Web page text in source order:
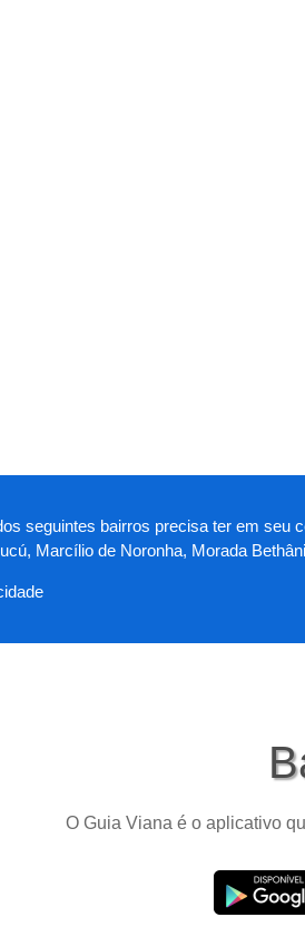
seguintes bairros precisa ter em seu
Marcílio de Noronha, Morada
O Guia Viana é o aplicativo